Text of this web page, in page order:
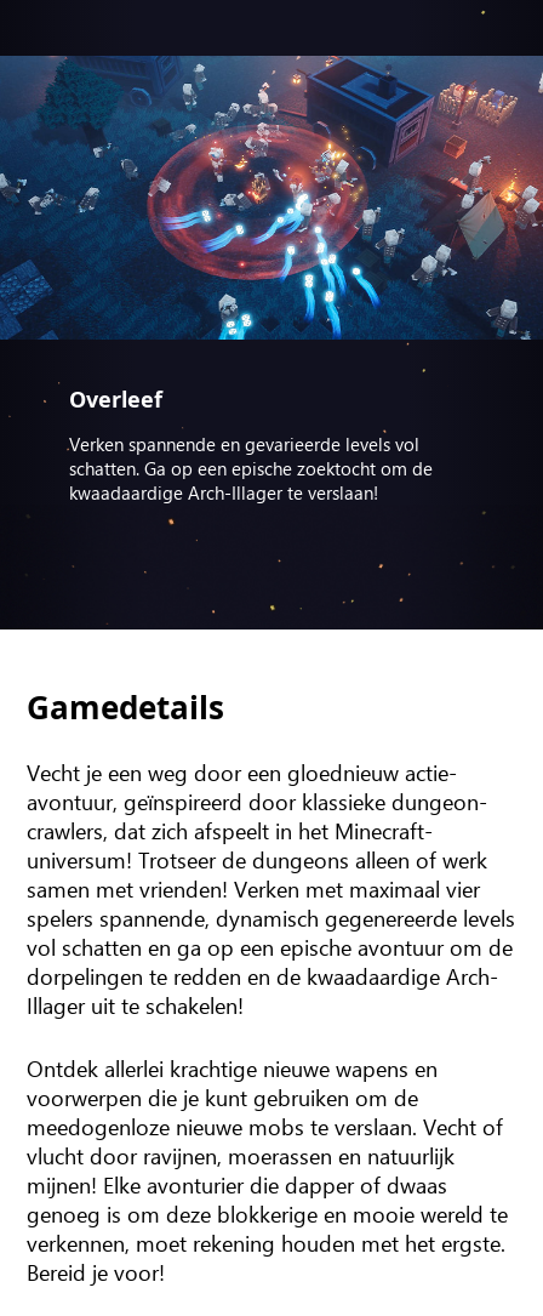
Overleef
Verken spannende en gevarieerde levels vol
schatten. Ga op een epische zoektocht om de
kwaadaardige Arch-Illager te verslaan!
Gamedetails
Vecht je een weg door een gloednieuw actie-
avontuur, geïnspireerd door klassieke dungeon-
crawlers, dat zich afspeelt in het Minecraft-
universum! Trotseer de dungeons alleen of werk
samen met vrienden! Verken met maximaal vier
spelers spannende, dynamisch gegenereerde levels
vol schatten en ga op een epische avontuur om de
dorpelingen te redden en de kwaadaardige Arch-
Illager uit te schakelen!
Ontdek allerlei krachtige nieuwe wapens en
voorwerpen die je kunt gebruiken om de
meedogenloze nieuwe mobs te verslaan. Vecht of
vlucht door ravijnen, moerassen en natuurlijk
mijnen! Elke avonturier die dapper of dwaas
genoeg is om deze blokkerige en mooie wereld te
verkennen, moet rekening houden met het ergste.
Bereid je voor!